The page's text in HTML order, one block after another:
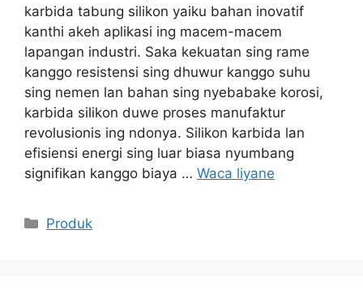
karbida tabung silikon yaiku bahan inovatif
kanthi akeh aplikasi ing macem-macem
lapangan industri. Saka kekuatan sing rame
kanggo resistensi sing dhuwur kanggo suhu
sing nemen lan bahan sing nyebabake korosi,
karbida silikon duwe proses manufaktur
revolusionis ing ndonya. Silikon karbida lan
efisiensi energi sing luar biasa nyumbang
signifikan kanggo biaya … Waca liyane
Kategori
Produk